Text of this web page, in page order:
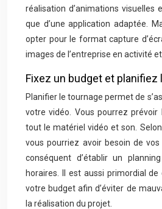
réalisation d’animations visuelles
que d’une application adaptée.
opter pour le format capture
images de l’entreprise en activité
Fixez un budget et planifiez
Planifier le tournage permet de
votre vidéo. Vous pourrez
tout le matériel vidéo et son.
vous pourriez avoir besoin de
conséquent d’établir un
horaires. Il est aussi primordial de
votre budget afin d’éviter de
la réalisation du projet.